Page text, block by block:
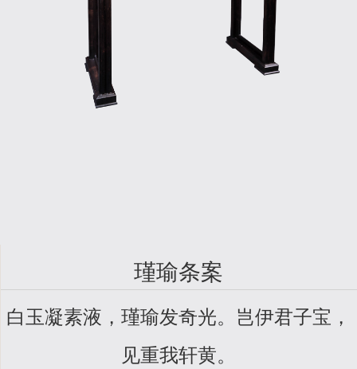
瑾瑜条案
白玉凝素液，瑾瑜发奇光。岂伊君子宝，
见重我轩黄。